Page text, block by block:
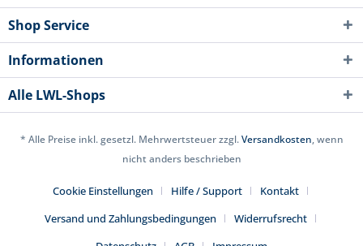
Shop Service
Informationen
Alle LWL-Shops
* Alle Preise inkl. gesetzl. Mehrwertsteuer zzgl.Versandkosten, wenn
nicht anders beschrieben
Cookie Einstellungen Hilfe / Support
Kontakt
Versand und Zahlungsbedingungen
Widerrufsrecht